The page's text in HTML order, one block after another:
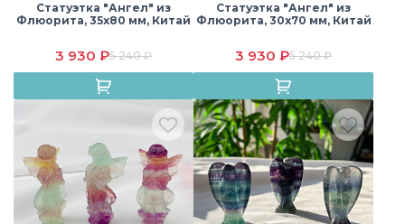
Сердолик Тигровый глаз
Турмалиновый
кварц
Унакит Флюорит
Статуэтка "Ангел" из
Флюорита, 35х80 мм, Китай
3 930 ₽5 240 ₽
Статуэтка "Ангел" из
Флюорита, 30х70 мм, Китай
3 930 ₽5 240 ₽